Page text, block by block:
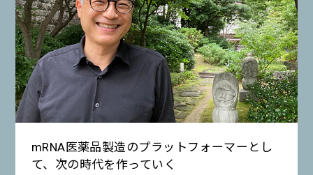
mRNA医薬品製造のプラットフォーマーとし
て、次の時代を作っていく